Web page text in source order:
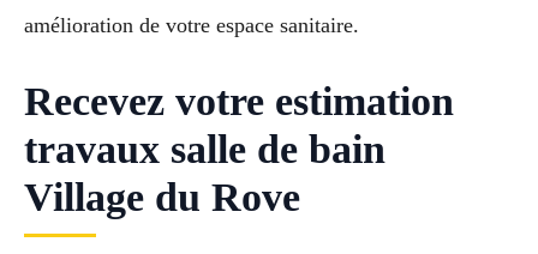
amélioration de votre espace sanitaire.
Recevez votre estimation
travaux salle de bain
Village du Rove